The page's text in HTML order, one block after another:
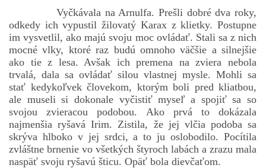
bludicka.cirezlo@gmail.com
Príbehy a poviedky na tejto stránke sú duševným
vlastníctvom autorov. Všetky práva vyhradené.
© 2026 eStránky.sk |RSS|WebSlice |Aktualizované 5. 8. 2026|
Hore ↑
Vyčkávala na Arnulfa. Prešli dobré dva roky,
odkedy ich vypustil žilovatý Karax z klietky. Postupne
im vysvetlil, ako majú svoju moc ovládať. Stali sa z nich
mocné vlky, ktoré raz budú omnoho väčšie a silnejšie
ako tie z lesa. Avšak ich premena na zviera nebola
trvalá, dala sa ovládať silou vlastnej mysle. Mohli sa
stať kedykoľvek človekom, ktorým boli pred kliatbou,
ale museli si dokonale vyčistiť myseľ a spojiť sa so
svojou zvieracou podobou. Ako prvá to dokázala
najmenšia ryšavá Irim. Zistila, že jej vlčia podoba sa
skrýva hlboko v jej srdci, a to ju oslobodilo. Pocítila
zvláštne brnenie vo všetkých štyroch labách a zrazu mala
naspäť svoju ryšavú šticu. Opäť bola dievčaťom.